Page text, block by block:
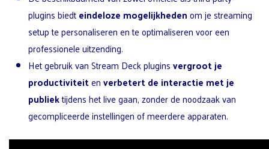
plugins biedteindeloze mogelijkhedenom je streaming
setup te personaliseren en te optimaliseren voor een
professionele uitzending.
Het gebruik van Stream Deck pluginsvergroot je
productiviteitenverbetert de interactie met je
publiektijdens het live gaan, zonder de noodzaak van
gecompliceerde instellingen of meerdere apparaten.